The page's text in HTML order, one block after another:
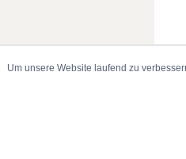
Um unsere Website laufend zu